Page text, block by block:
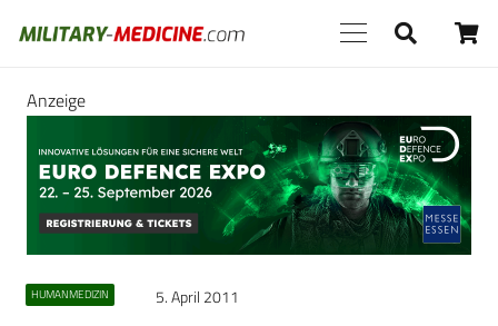
Anzeige
HUMANMEDIZIN 5. April 2011